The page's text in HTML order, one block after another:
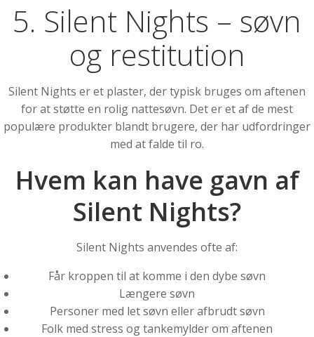
5. Silent Nights – søvn
og restitution
Silent Nights er et plaster, der typisk bruges om aftenen
for at støtte en rolig nattesøvn. Det er et af de mest
populære produkter blandt brugere, der har udfordringer
med at falde til ro.
Hvem kan have gavn af
Silent Nights?
Silent Nights anvendes ofte af:
Får kroppen til at komme i den dybe søvn
Længere søvn
Personer med let søvn eller afbrudt søvn
Folk med stress og tankemylder om aftenen